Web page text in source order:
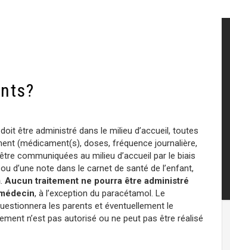
être administré dans le milieu d’accueil, toutes
(médicament(s), doses, fréquence journalière,
communiquées au milieu d’accueil par le biais
d’une note dans le carnet de santé de l’enfant,
Aucun traitement ne pourra être administré
, à l’exception du paracétamol. Le
les parents et éventuellement le
n’est pas autorisé ou ne peut pas être réalisé